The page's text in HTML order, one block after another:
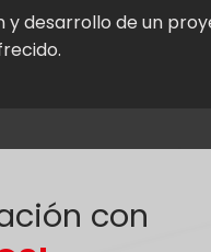
y desarrollo de un
con